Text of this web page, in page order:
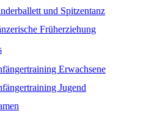
und Spitzentanz
Früherziehung
Erwachsene
Jugend